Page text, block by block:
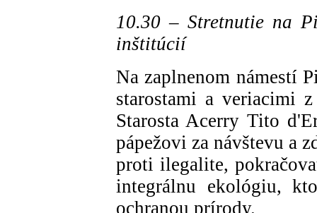
10.30 – Stretnutie na
inštitúcií
Na zaplnenom námestí
starostami a veriacimi
Starosta Acerry Tito
pápežovi za návštevu a
proti ilegalite,
integrálnu ekológiu,
ochranou prírody.